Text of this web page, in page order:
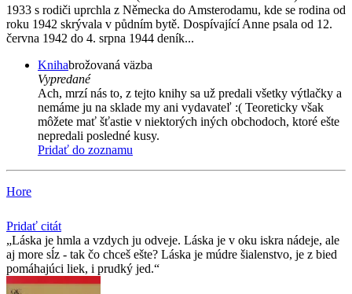
1933 s rodiči uprchla z Německa do Amsterodamu, kde se rodina od
roku 1942 skrývala v půdním bytě. Dospívající Anne psala od 12.
června 1942 do 4. srpna 1944 deník...
Knihabrožovaná väzba
Vypredané
Ach, mrzí nás to, z tejto knihy sa už predali všetky výtlačky a
nemáme ju na sklade my ani vydavateľ :( Teoreticky však
môžete mať šťastie v niektorých iných obchodoch, ktoré ešte
nepredali posledné kusy.
Pridať do zoznamu
Hore
Pridať citát
Láska je hmla a vzdych ju odveje. Láska je v oku iskra nádeje, ale
aj more sĺz - tak čo chceš ešte? Láska je múdre šialenstvo, je z bied
pomáhajúci liek, i prudký jed.